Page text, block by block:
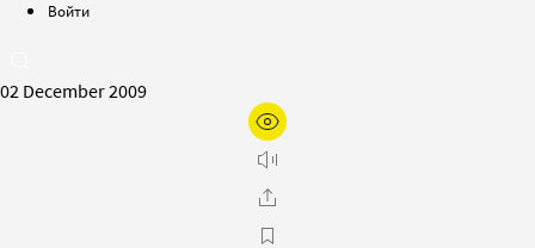
Войти
02 December 2009